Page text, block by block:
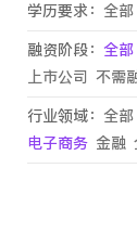
学历要求： 全部
融资阶段： 全部
上市公司 不需
行业领域： 全部
电子商务 金融